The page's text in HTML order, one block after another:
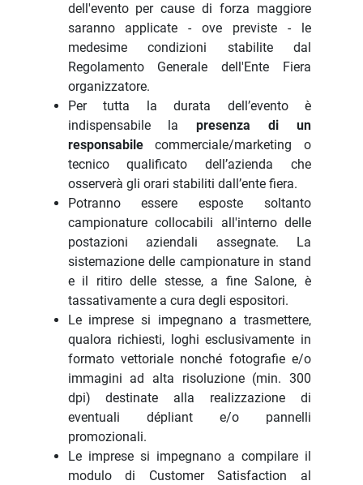
dell'evento per cause di forza maggiore
saranno applicate - ove previste - le
medesime condizioni stabilite dal
Regolamento Generale dell'Ente Fiera
organizzatore.
Per tutta la durata dell’evento è
indispensabile lapresenza di un
responsabilecommerciale/marketing o
tecnico qualificato dell’azienda che
osserverà gli orari stabiliti dall’ente fiera.
Potranno essere esposte soltanto
campionature collocabili all'interno delle
postazioni aziendali assegnate. La
sistemazione delle campionature in stand
e il ritiro delle stesse, a fine Salone, è
tassativamente a cura degli espositori.
Le imprese si impegnano a trasmettere,
qualora richiesti, loghi esclusivamente in
formato vettoriale nonché fotografie e/o
immagini ad alta risoluzione (min. 300
dpi) destinate alla realizzazione di
eventuali dépliant e/o pannelli
promozionali.
Le imprese si impegnano a compilare il
modulo di Customer Satisfaction al